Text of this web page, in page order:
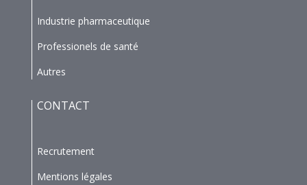
Industrie pharmaceutique
Professionels de santé
Autres
CONTACT
Recrutement
Mentions légales